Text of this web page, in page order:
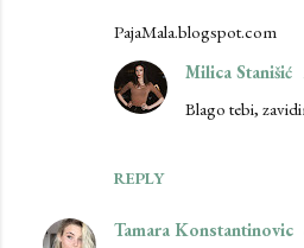
PajaMala.blogspot.com
REPLY
Milica Stanišić
Blago tebi,
Tamara Konstantinovic